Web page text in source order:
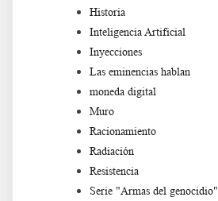
Historia
Inteligencia Artificial
Inyecciones
Las eminencias hablan
moneda digital
Muro
Racionamiento
Radiación
Resistencia
Serie "Armas del genocidio"